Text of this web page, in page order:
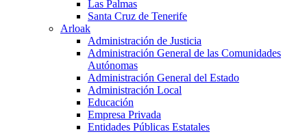
Las Palmas
Santa Cruz de Tenerife
Arloak
Administración de Justicia
Administración General de las Comunidades
Autónomas
Administración General del Estado
Administración Local
Educación
Empresa Privada
Entidades Públicas Estatales